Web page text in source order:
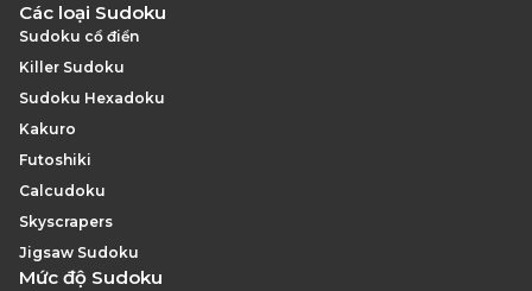
Các loại Sudoku
Sudoku cổ điển
Killer Sudoku
Sudoku Hexadoku
Kakuro
Futoshiki
Calcudoku
Skyscrapers
Jigsaw Sudoku
Mức độ Sudoku